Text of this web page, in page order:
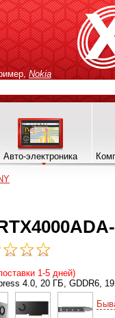
Nokia
Авто-электроника
1-5 дней)
4.0, 20 ГБ, GDDR6,